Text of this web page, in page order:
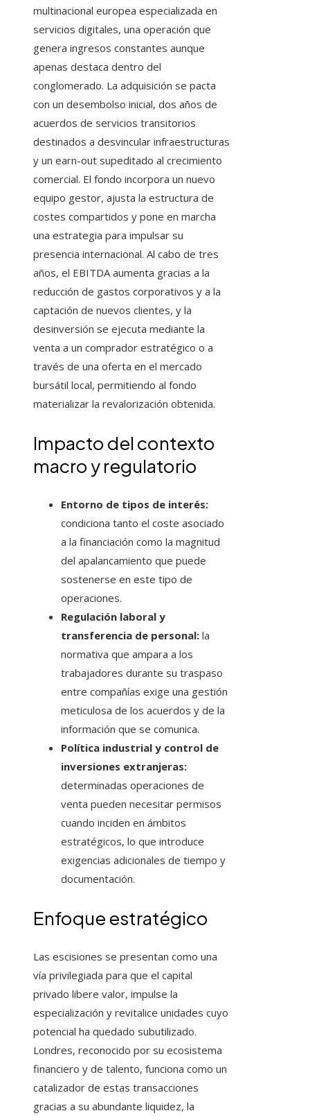
multinacional europea especializada en
servicios digitales, una operación que
genera ingresos constantes aunque
apenas destaca dentro del
conglomerado. La adquisición se pacta
con un desembolso inicial, dos años de
acuerdos de servicios transitorios
destinados a desvincular infraestructuras
y un earn-out supeditado al crecimiento
comercial. El fondo incorpora un nuevo
equipo gestor, ajusta la estructura de
costes compartidos y pone en marcha
una estrategia para impulsar su
presencia internacional. Al cabo de tres
años, el EBITDA aumenta gracias a la
reducción de gastos corporativos y a la
captación de nuevos clientes, y la
desinversión se ejecuta mediante la
venta a un comprador estratégico o a
través de una oferta en el mercado
bursátil local, permitiendo al fondo
materializar la revalorización obtenida.
Impacto del contexto
macro y regulatorio
Entorno de tipos de interés:
condiciona tanto el coste asociado
a la financiación como la magnitud
del apalancamiento que puede
sostenerse en este tipo de
operaciones.
Regulación laboral y
transferencia de personal: la
normativa que ampara a los
trabajadores durante su traspaso
entre compañías exige una gestión
meticulosa de los acuerdos y de la
información que se comunica.
Política industrial y control de
inversiones extranjeras:
determinadas operaciones de
venta pueden necesitar permisos
cuando inciden en ámbitos
estratégicos, lo que introduce
exigencias adicionales de tiempo y
documentación.
Enfoque estratégico
Las escisiones se presentan como una
vía privilegiada para que el capital
privado libere valor, impulse la
especialización y revitalice unidades cuyo
potencial ha quedado subutilizado.
Londres, reconocido por su ecosistema
financiero y de talento, funciona como un
catalizador de estas transacciones
gracias a su abundante liquidez, la